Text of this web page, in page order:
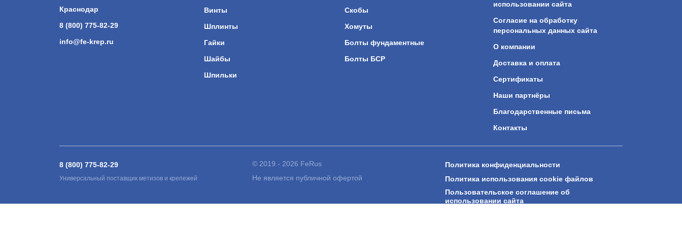
Краснодар
8 (800) 775-82-29
info@fe-krep.ru
Винты
Шплинты
Гайки
Шайбы
Шпильки
Скобы
Хомуты
Болты фундаментные
Болты БСР
использовании сайта
Согласие на обработку
персональных данных сайта
О компании
Доставка и оплата
Сертификаты
Наши партнёры
Благодарственные письма
Контакты
8 (800) 775-82-29
Универсальный поставщик метизов и крепежей
© 2019 - 2026 FeRus
Не является публичной офертой
Политика конфиденциальности
Политика использования cookie файлов
Пользовательское соглашение об
использовании сайта